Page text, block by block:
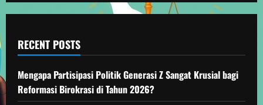
RECENT POSTS
Mengapa Partisipasi Politik Generasi Z Sangat Krusial bagi
Reformasi Birokrasi di Tahun 2026?